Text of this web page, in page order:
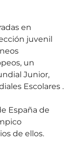
en
juvenil
un
Junior,
Escolares .
España de
de ellos.